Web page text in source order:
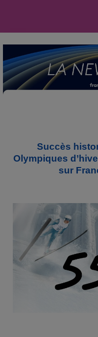
Succès
Olympiques
sur